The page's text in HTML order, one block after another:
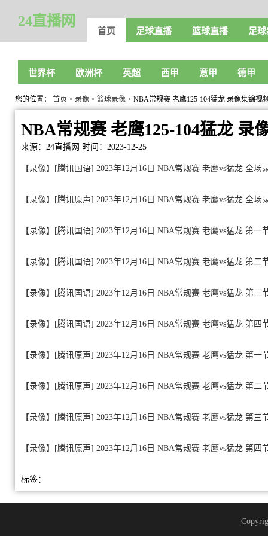
24直播网
首页 足球直播 篮球直播 足
世界杯 欧洲杯 英超 西甲 意甲 德甲
您的位置： 首页 > 录像 > 篮球录像 > NBA常规赛 老鹰125-104猛龙 录像集锦视
NBA常规赛 老鹰125-104猛龙 录
来源：24直播网 时间：2023-12-25
【录像】[腾讯国语] 2023年12月16日 NBA常规赛 老鹰vs猛龙 全场
【录像】[腾讯原声] 2023年12月16日 NBA常规赛 老鹰vs猛龙 全场
【录像】[腾讯国语] 2023年12月16日 NBA常规赛 老鹰vs猛龙 第一
【录像】[腾讯国语] 2023年12月16日 NBA常规赛 老鹰vs猛龙 第二
【录像】[腾讯国语] 2023年12月16日 NBA常规赛 老鹰vs猛龙 第三
【录像】[腾讯国语] 2023年12月16日 NBA常规赛 老鹰vs猛龙 第四
【录像】[腾讯原声] 2023年12月16日 NBA常规赛 老鹰vs猛龙 第一
【录像】[腾讯原声] 2023年12月16日 NBA常规赛 老鹰vs猛龙 第二
【录像】[腾讯原声] 2023年12月16日 NBA常规赛 老鹰vs猛龙 第三
【录像】[腾讯原声] 2023年12月16日 NBA常规赛 老鹰vs猛龙 第四
标签：